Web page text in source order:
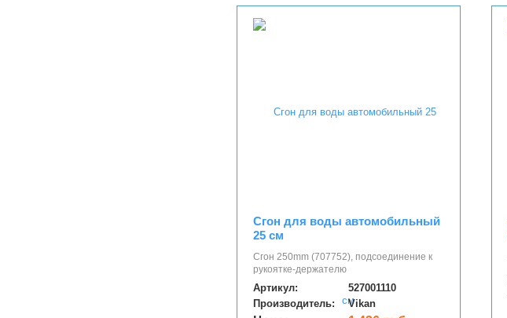
Сгон для воды автомобильный
25 см
Сгон 250mm (707752), подсоединение к
рукоятке-держателю
Артикул:
527001110
Производитель:
Vikan